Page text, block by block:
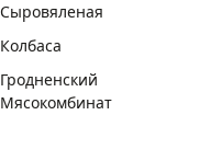
Сыровяленая
Колбаса
Гродненский
Мясокомбинат